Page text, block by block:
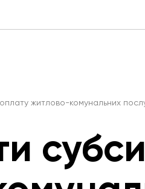
житлово-комунальних